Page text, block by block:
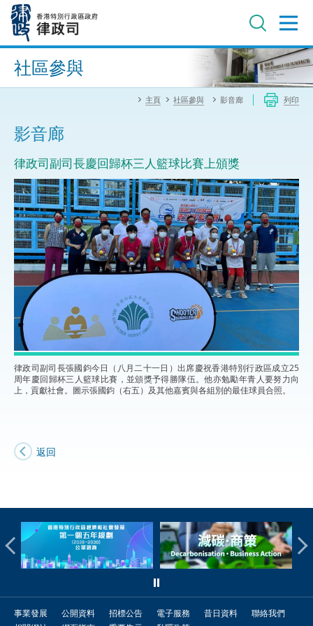
內
進階搜尋
社區參與
主頁 社區參與 影音廊 列印
影音廊
律政司副司長慶回歸杯三人籃球比賽上頒獎
律政司副司長張國鈞今日（八月二十一日）出席慶祝香港特別行政區成立25
周年慶回歸杯三人籃球比賽，並頒獎予得勝隊伍。他亦勉勵年青人要努力向
上，貢獻社會。圖示張國鈞（右五）及其他嘉賓與各組別的最佳球員合照。
返回
事業發展 公開資料 招標公告 電子服務 昔日資料
聯絡我們